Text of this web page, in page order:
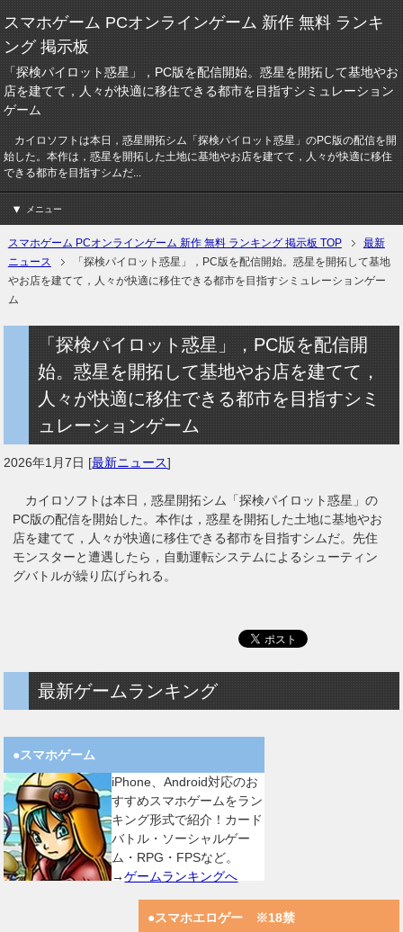
スマホゲーム PCオンラインゲーム 新作 無料 ランキ
ング 掲示板
「探検パイロット惑星」，PC版を配信開始。惑星を開拓して基地やお
店を建てて，人々が快適に移住できる都市を目指すシミュレーション
ゲーム
カイロソフトは本日，惑星開拓シム「探検パイロット惑星」のPC版の配信を開
始した。本作は，惑星を開拓した土地に基地やお店を建てて，人々が快適に移住
できる都市を目指すシムだ...
メニュー
スマホゲーム PCオンラインゲーム 新作 無料 ランキング 掲示板 TOP
最新
ニュース
「探検パイロット惑星」，PC版を配信開始。惑星を開拓して基地
やお店を建てて，人々が快適に移住できる都市を目指すシミュレーションゲー
ム
「探検パイロット惑星」，PC版を配信開
始。惑星を開拓して基地やお店を建てて，
人々が快適に移住できる都市を目指すシミ
ュレーションゲーム
2026年1月7日 [最新ニュース]
カイロソフトは本日，惑星開拓シム「探検パイロット惑星」の
PC版の配信を開始した。本作は，惑星を開拓した土地に基地やお
店を建てて，人々が快適に移住できる都市を目指すシムだ。先住
モンスターと遭遇したら，自動運転システムによるシューティン
グバトルが繰り広げられる。
最新ゲームランキング
●スマホゲーム
iPhone、Android対応のお
すすめスマホゲームをラン
キング形式で紹介！カード
バトル・ソーシャルゲー
ム・RPG・FPSなど。
→ゲームランキングへ
●スマホエロゲー ※18禁